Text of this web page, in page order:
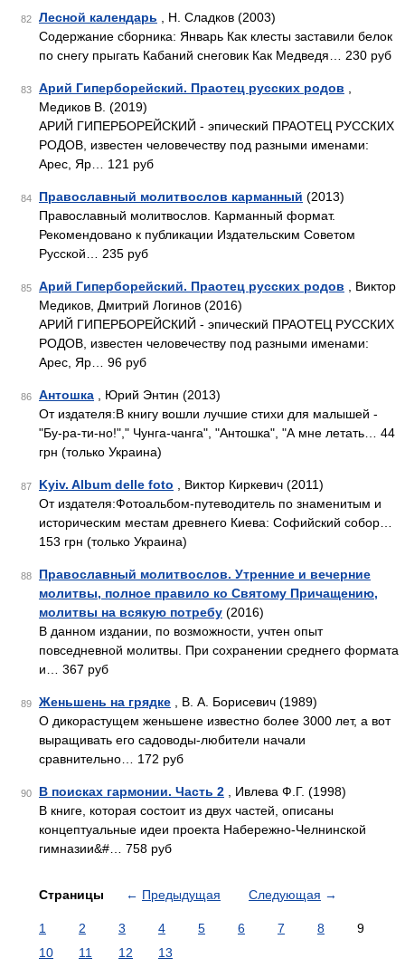
82 Лесной календарь , Н. Сладков (2003)
Содержание сборника: Январь Как клесты заставили белок
по снегу прыгать Кабаний снеговик Как Медведя… 230 руб
83 Арий Гиперборейский. Праотец русских родов
Медиков В. (2019)
АРИЙ ГИПЕРБОРЕЙСКИЙ - эпический ПРАОТЕЦ РУССКИХ
РОДОВ, известен человечеству под разными именами:
Арес, Яр… 121 руб
84 Православный молитвослов карманный (2013)
Православный молитвослов. Карманный формат.
Рекомендовано к публикации Издательским Советом
Русской… 235 руб
85 Арий Гиперборейский. Праотец русских родов , Виктор
Медиков, Дмитрий Логинов (2016)
АРИЙ ГИПЕРБОРЕЙСКИЙ - эпический ПРАОТЕЦ РУССКИХ
РОДОВ, известен человечеству под разными именами:
Арес, Яр… 96 руб
86 Антошка , Юрий Энтин (2013)
От издателя:В книгу вошли лучшие стихи для малышей -
"Бу-ра-ти-но!"," Чунга-чанга", "Антошка", "А мне летать… 44
грн (только Украина)
87 Kyiv. Album delle foto , Виктор Киркевич (2011)
От издателя:Фотоальбом-путеводитель по знаменитым и
историческим местам древнего Киева: Софийский собор…
153 грн (только Украина)
88
Православный молитвослов. Утренние и вечерние
молитвы, полное правило ко Святому Причащению,
молитвы на всякую потребу (2016)
В данном издании, по возможности, учтен опыт
повседневной молитвы. При сохранении среднего формата
и… 367 руб
89 Женьшень на грядке , В. А. Борисевич (1989)
О дикорастущем женьшене известно более 3000 лет, а вот
выращивать его садоводы-любители начали
сравнительно… 172 руб
90 В поисках гармонии. Часть 2 , Ивлева Ф.Г. (1998)
В книге, которая состоит из двух частей, описаны
концептуальные идеи проекта Набережно-Челнинской
гимназии&#… 758 руб
Страницы ← Предыдущая Следующая →
1 2 3 4 5 6 7 8
9
10
11 12 13